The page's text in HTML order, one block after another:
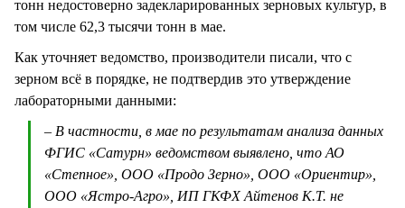
тонн недостоверно задекларированных зерновых культур, в
том числе 62,3 тысячи тонн в мае.
Как уточняет ведомство, производители писали, что с
зерном всё в порядке, не подтвердив это утверждение
лабораторными данными:
– В частности, в мае по результатам анализа данных
ФГИС «Сатурн» ведомством выявлено, что АО
«Степное», ООО «Продо Зерно», ООО «Ориентир»,
ООО «Ястро-Агро», ИП ГКФХ Айтенов К.Т. не